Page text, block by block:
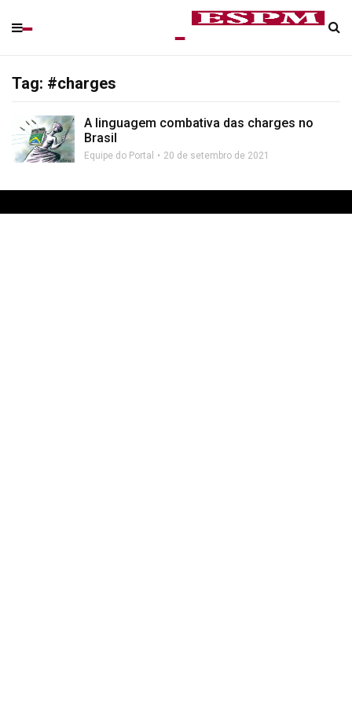
Tag: #charges
A linguagem combativa das charges no
Brasil
Equipe do Portal 20 de setembro de 2021